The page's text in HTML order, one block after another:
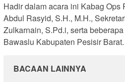
Hadir dalam acara ini Kabag Ops
Abdul Rasyid, S.H., M.H.,
Zulkarnain, S.Pd.i, serta
Bawaslu Kabupaten Pesisir Barat.
BACAAN LAINNYA